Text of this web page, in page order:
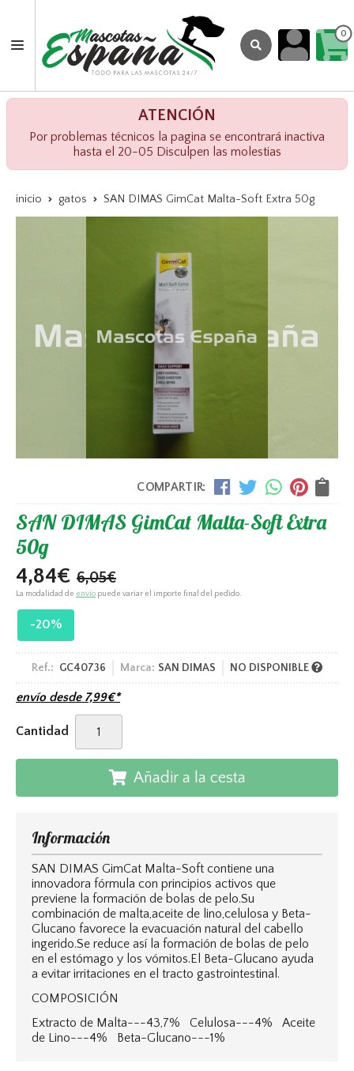
0
ATENCIÓN
Por problemas técnicos la pagina se encontrará inactiva
hasta el 20-05 Disculpen las molestias
inicio gatos SAN DIMAS GimCat Malta-Soft Extra 50g
COMPARTIR:
SAN DIMAS GimCat Malta-Soft Extra
50g
4,84€ 6,05€
La modalidad de envío puede variar el importe final del pedido.
-20%
Ref.: GC40736 Marca: SAN DIMAS NO DISPONIBLE
envío desde 7,99€*
Cantidad
Añadir a la cesta
Información
SAN DIMAS GimCat Malta-Soft contiene una
innovadora fórmula con principios activos que
previene la formación de bolas de pelo.Su
combinación de malta,aceite de lino,celulosa y Beta-
Glucano favorece la evacuación natural del cabello
ingerido.Se reduce así la formación de bolas de pelo
en el estómago y los vómitos.El Beta-Glucano ayuda
a evitar irritaciones en el tracto gastrointestinal.
COMPOSICIÓN
Extracto de Malta---43,7% Celulosa---4% Aceite
de Lino---4% Beta-Glucano---1%